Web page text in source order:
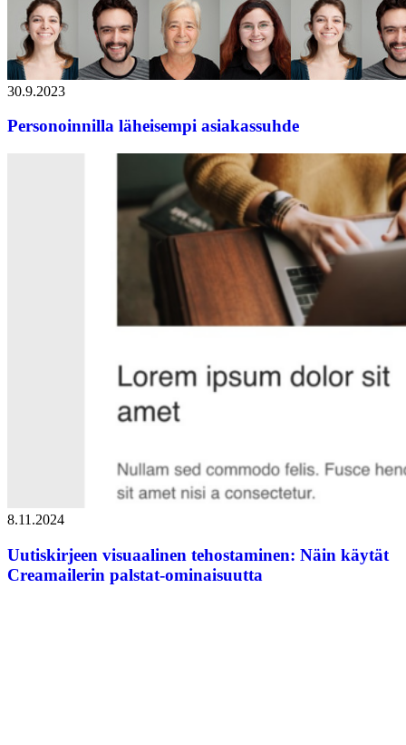
30.9.2023
Personoinnilla läheisempi asiakassuhde
8.11.2024
Uutiskirjeen visuaalinen tehostaminen: Näin käytät
Creamailerin palstat-ominaisuutta